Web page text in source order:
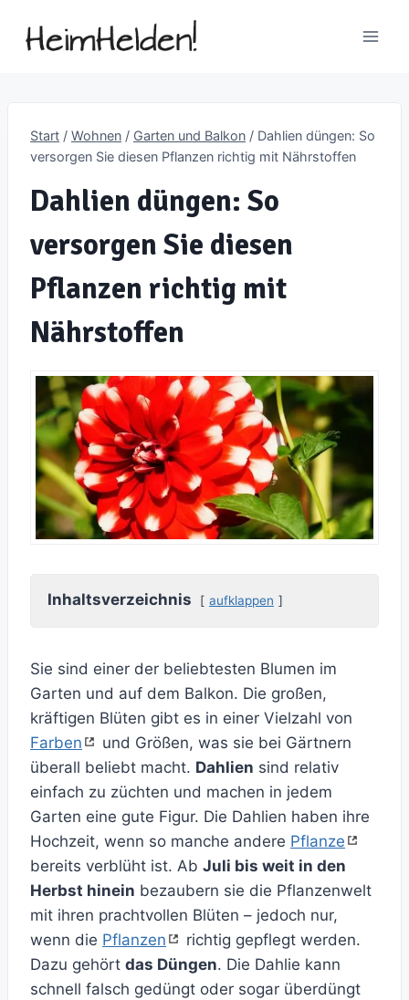
Inhalt
Start / Wohnen / Garten und Balkon / Dahlien düngen: So
versorgen Sie diesen Pflanzen richtig mit Nährstoffen
Dahlien düngen: So
versorgen Sie diesen
Pflanzen richtig mit
Nährstoffen
Inhaltsverzeichnis aufklappen
Sie sind einer der beliebtesten Blumen im
Garten und auf dem Balkon. Die großen,
kräftigen Blüten gibt es in einer Vielzahl von
Farben
und Größen, was sie bei Gärtnern
überall beliebt macht. Dahlien sind relativ
einfach zu züchten und machen in jedem
Garten eine gute Figur. Die Dahlien haben ihre
Hochzeit, wenn so manche andere Pflanze
bereits verblüht ist. Ab Juli bis weit in den
Herbst hinein bezaubern sie die Pflanzenwelt
mit ihren prachtvollen Blüten – jedoch nur,
wenn die Pflanzen
richtig gepflegt werden.
Dazu gehört das Düngen. Die Dahlie kann
schnell falsch gedüngt oder sogar überdüngt